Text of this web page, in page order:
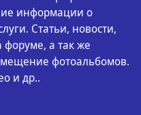
информации о
Статьи, новости,
а так же
фотоальбомов.
и др..